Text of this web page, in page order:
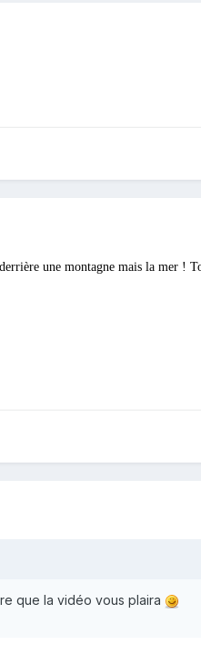
une montagne mais la mer !
que la vidéo vous plaira